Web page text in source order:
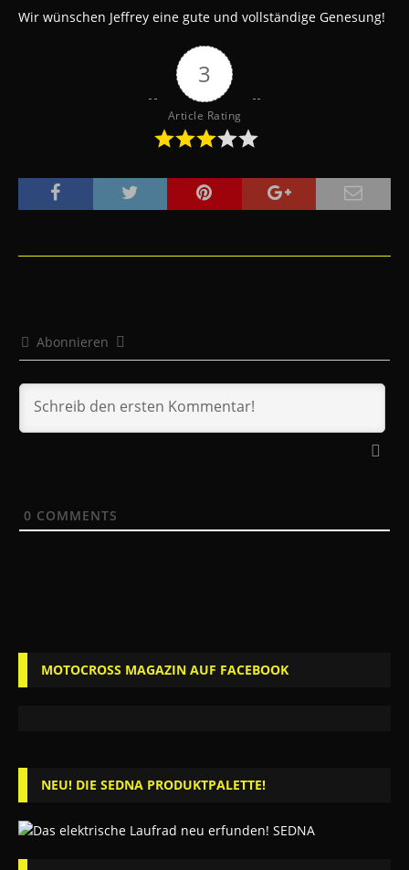
Wir wünschen Jeffrey eine gute und vollständige Genesung!
3
Article Rating
Abonnieren
0 COMMENTS
MOTOCROSS MAGAZIN AUF FACEBOOK
NEU! DIE SEDNA PRODUKTPALETTE!